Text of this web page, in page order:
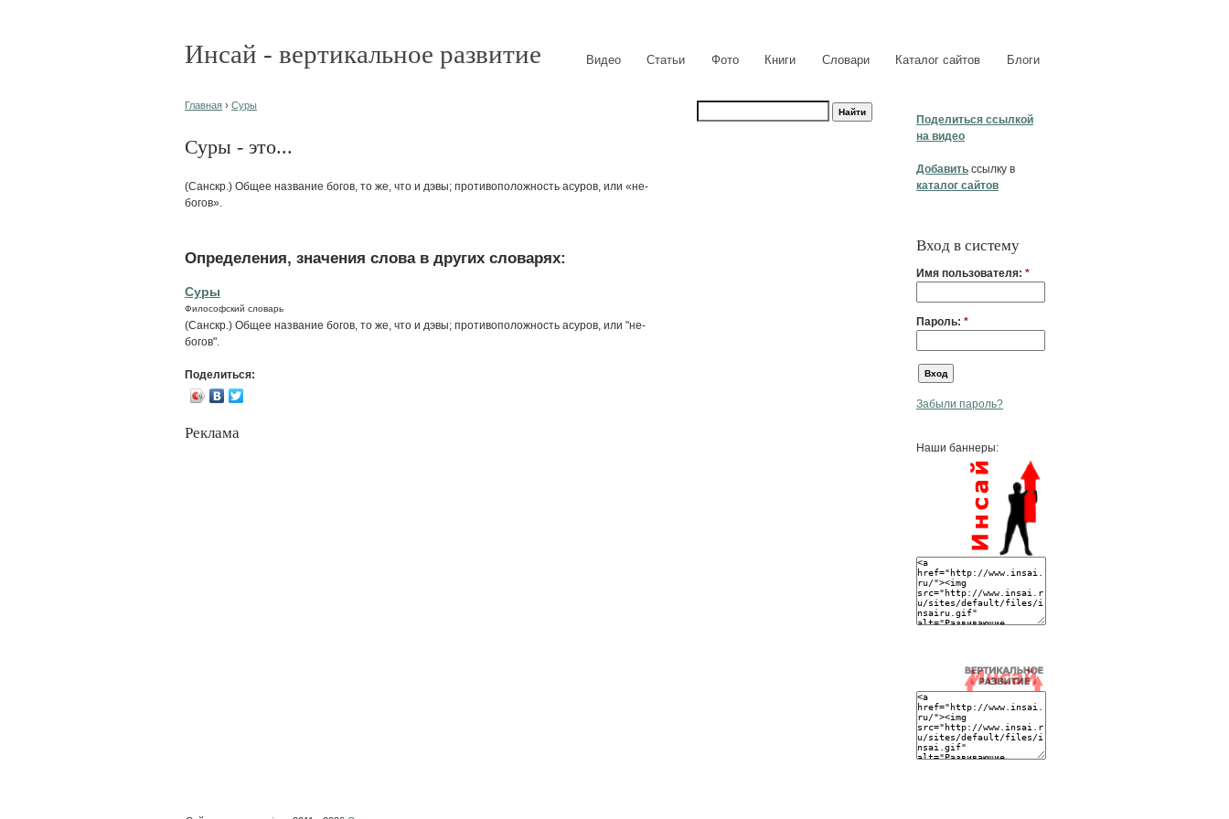
Инсай - вертикальное развитие Видео Статьи Фото Книги Словари Каталог сайтов Блоги
Поделиться ссылкой
на видео
Добавить ссылку в
каталог сайтов
Вход в систему
Имя пользователя: *
Пароль: *
Забыли пароль?
Наши баннеры:
Главная › Суры
Суры - это...
(Санскр.) Общее название богов, то же, что и дэвы; противоположность асуров, или «не-
богов».
Определения, значения слова в других словарях:
Суры
Философский словарь
(Санскр.) Общее название богов, то же, что и дэвы; противоположность асуров, или "не-
богов".
Поделиться:
Реклама